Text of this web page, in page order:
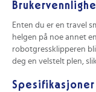
Enten du er en travel
helgen på noe annet
robotgressklipperen
deg en velstelt plen,
Spesifikasjoner